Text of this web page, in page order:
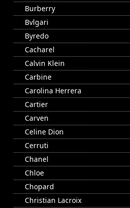
Burberry
Bvlgari
Byredo
Cacharel
Calvin Klein
Carbine
Carolina Herrera
Cartier
Carven
Celine Dion
Cerruti
Chanel
Chloe
Chopard
Christian Lacroix